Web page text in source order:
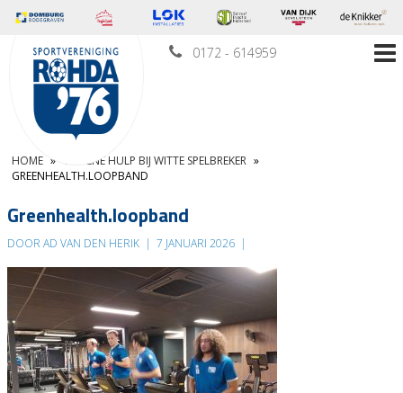
0172 - 614959
HOME » GROENE HULP BIJ WITTE SPELBREKER »
GREENHEALTH.LOOPBAND
Greenhealth.loopband
DOOR AD VAN DEN HERIK | 7 JANUARI 2026 |